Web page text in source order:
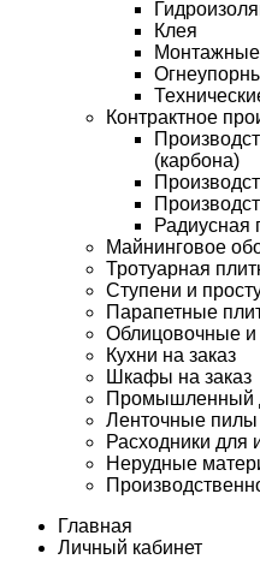
Клея
Контрактное
(карбона)
Радиусная
Майнинговое
Тротуарная
Ступени и
Парапетные
Облицовочные
Кухни на заказ
Шкафы на заказ
Промышленный
Ленточные пилы
Расходники для
Нерудные
Главная
Личный кабинет